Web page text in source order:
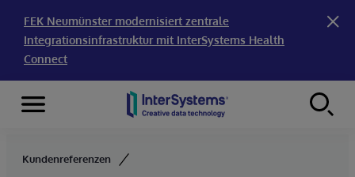
FEK Neumünster modernisiert zentrale
Integrationsinfrastruktur mit InterSystems Health
Connect
Skip to content
Menu
Kundenreferenzen